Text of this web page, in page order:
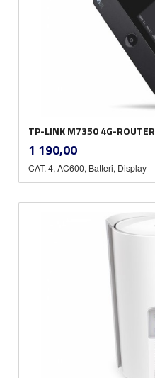
TP-LINK M7350 4G-ROUTER
Pris
1 190,00mva.
CAT. 4, AC600, Batteri, Display